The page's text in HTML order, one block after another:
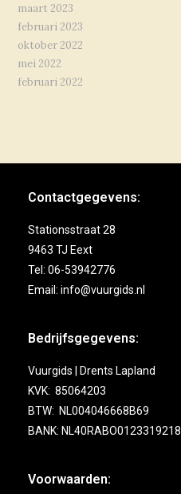
maart 2023
februari 2023
oktober 2022
mei 2022
februari 2022
Contactgegevens:
Stationsstraat 28
9463 TJ Eext
Tel: 06-53942776
Email: info@vuurgids.nl
Bedrijfsgegevens:
Vuurgids | Drents Lapland
KVK: 85064203
BTW: NL004046668B69
BANK: NL40RABO0123319218
Voorwaarden: